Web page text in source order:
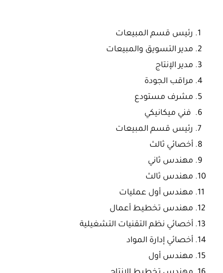
رئيس قسم المبيعات
مدير التسويق والمبيعات
مدير الإنتاج
مراقب الجودة
مشرف مستودع
فني ميكانيكي
رئيس قسم المبيعات
أخصائي ثالث
مهندس ثاني
مهندس ثالث
مهندس أول عمليات
مهندس تخطيط أعمال
أخصائي نظم التقنيات التشغيلية
أخصائي إدارة المواد
مهندس أول